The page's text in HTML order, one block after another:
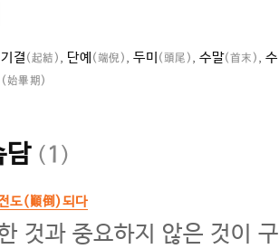
기결 (起結) , 단예 (端倪) , 두미 (頭尾) , 수말(首末) ,
(始畢期)
담 ( 1 )
도(顚倒)되다
것과 중요하지 않은 것이